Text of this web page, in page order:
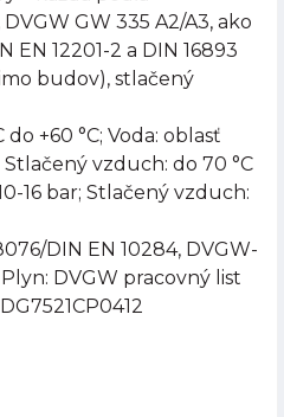
GW 335 A2/A3, ako
EN 12201-2 a DIN 16893
budov), stlačený
do +60 °C; Voda: oblasť
vzduch: do 70 °C
16 bar; Stlačený vzduch:
DIN EN 10284, DVGW-
Plyn: DVGW pracovný list